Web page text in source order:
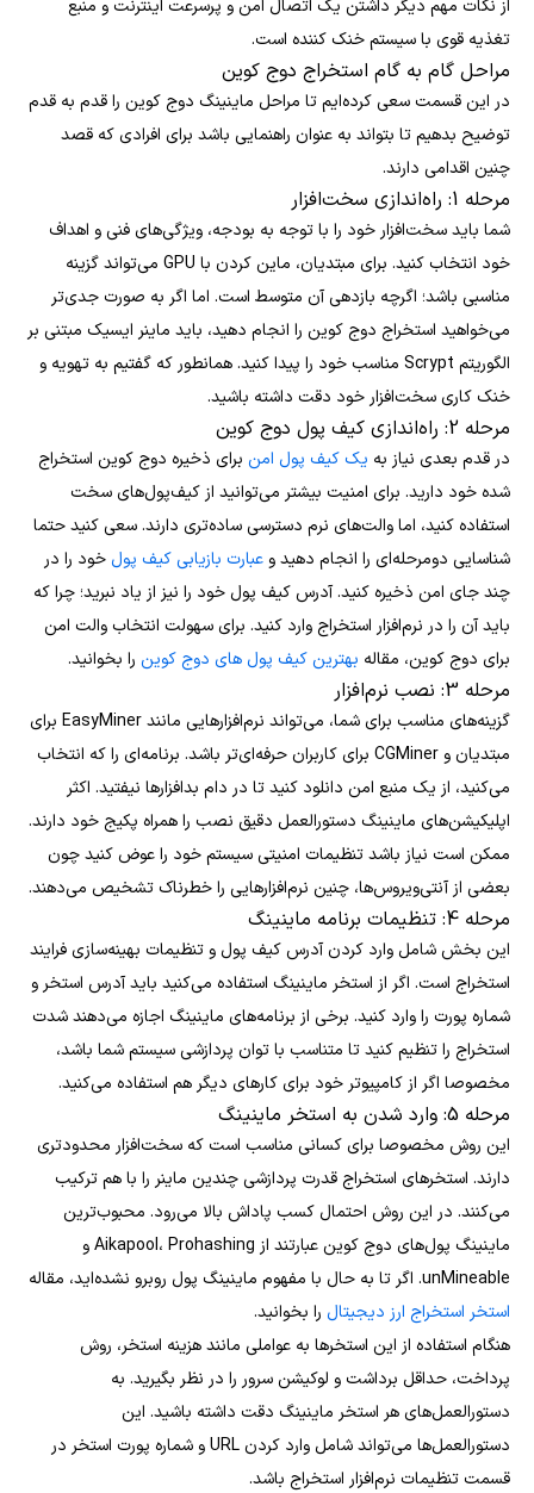
از نکات مهم دیگر داشتن یک اتصال امن و پرسرعت اینترنت و منبع
تغذیه قوی با سیستم خنک کننده است.
مراحل گام به گام استخراج دوج کوین
در این قسمت سعی کرده‌ایم تا مراحل ماینینگ دوج کوین را قدم به قدم
توضیح بدهیم تا بتواند به عنوان راهنمایی باشد برای افرادی که قصد
چنین اقدامی دارند.
مرحله 1: راه‌اندازی سخت‌افزار
شما باید سخت‌افزار خود را با توجه به بودجه، ویژگی‌های فنی و اهداف
خود انتخاب کنید. برای مبتدیان، ماین کردن با GPU می‌تواند گزینه
مناسبی باشد؛ اگرچه بازدهی آن متوسط است. اما اگر به صورت جدی‌تر
می‌خواهید استخراج دوج کوین را انجام دهید، باید ماینر ایسیک مبتنی بر
الگوریتم Scrypt مناسب خود را پیدا کنید.
همانطور که گفتیم به تهویه و
خنک کاری سخت‌افزار خود دقت داشته باشید.
مرحله 2: راه‌اندازی کیف پول دوج کوین
در قدم بعدی نیاز به یک کیف پول امن
برای ذخیره دوج‎ کوین استخراج
شده خود دارید. برای امنیت بیشتر می‌توانید از کیف‌پول‌های سخت
استفاده کنید، اما والت‌های نرم دسترسی ساده‌تری دارند. سعی کنید حتما
شناسایی دومرحله‌ای را انجام دهید وعبارت بازیابی کیف پولخود را در
چند جای امن ذخیره کنید. آدرس کیف پول خود را نیز از یاد نبرید؛ چرا که
باید آن را در نرم‌افزار استخراج وارد کنید. برای سهولت انتخاب والت امن
برای دوج کوین، مقالهبهترین کیف پول های دوج کوینرا بخوانید.
مرحله 3: نصب نرم‌افزار
گزینه‌های مناسب برای شما، می‌تواند نرم‌افزارهایی مانند EasyMiner برای
مبتدیان و CGMiner برای کاربران حرفه‌ای‌تر باشد. برنامه‌‌ای را که انتخاب
می‌کنید، از یک منبع امن دانلود کنید تا در دام بدافزارها نیفتید. اکثر
اپلیکیشن‌های ماینینگ دستورالعمل دقیق نصب را همراه پکیج خود دارند.
ممکن است نیاز باشد تنظیمات امنیتی سیستم خود را عوض کنید چون
بعضی از آنتی‌ویروس‌ها، چنین نرم‌افزارهایی را خطرناک تشخیص می‌دهند.
مرحله 4: تنظیمات برنامه ماینینگ
این بخش شامل وارد کردن آدرس کیف پول و تنظیمات بهینه‌سازی فرایند
استخراج است. اگر از استخر ماینینگ استفاده می‌کنید باید آدرس استخر و
شماره پورت را وارد کنید. برخی از برنامه‌های ماینینگ اجازه می‌دهند شدت
استخراج را تنظیم کنید تا متناسب با توان پردازشی سیستم شما باشد،
مخصوصا اگر از کامپیوتر خود برای کارهای دیگر هم استفاده می‌کنید.
مرحله 5: وارد شدن به استخر ماینینگ
این روش مخصوصا برای کسانی مناسب است که سخت‌افزار محدودتری
دارند. استخرهای استخراج قدرت پردازشی چندین ماینر را با هم ترکیب
می‌کنند. در این روش احتمال کسب پاداش بالا می‌رود. محبوب‌ترین
ماینینگ پول‌های دوج کوین عبارتند از Aikapool، Prohashing و
unMineable. اگر تا به حال با مفهوم ماینینگ پول روبرو نشده‌اید، مقاله
استخر استخراج ارز دیجیتالرا بخوانید.
هنگام استفاده از این استخرها به عواملی مانند هزینه استخر، روش
پرداخت، حداقل برداشت و لوکیشن سرور را در نظر بگیرید. به
دستورالعمل‌های هر استخر ماینینگ دقت داشته باشید. این
دستورالعمل‌ها می‌تواند شامل وارد کردن URL و شماره پورت استخر در
قسمت تنظیمات نرم‌افزار استخراج باشد.